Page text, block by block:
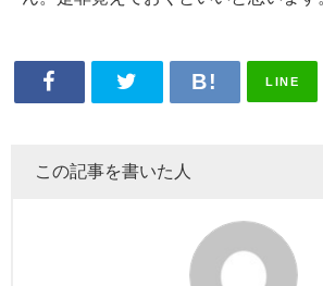
LINE
この記事を書いた人